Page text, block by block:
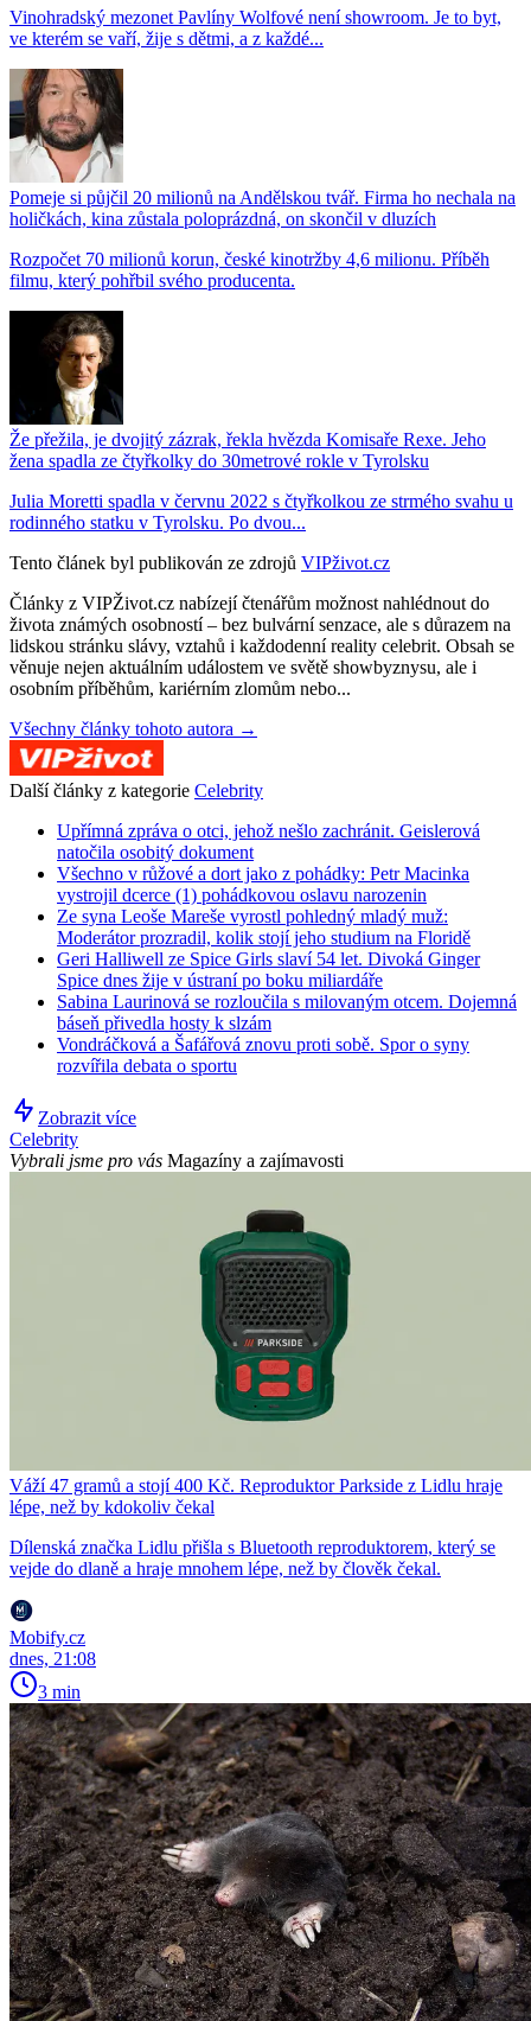
Vinohradský mezonet Pavlíny Wolfové není showroom. Je to byt,
ve kterém se vaří, žije s dětmi, a z každé...
Pomeje si půjčil 20 milionů na Andělskou tvář. Firma ho nechala na
holičkách, kina zůstala poloprázdná, on skončil v dluzích
Rozpočet 70 milionů korun, české kinotržby 4,6 milionu. Příběh
filmu, který pohřbil svého producenta.
Že přežila, je dvojitý zázrak, řekla hvězda Komisaře Rexe. Jeho
žena spadla ze čtyřkolky do 30metrové rokle v Tyrolsku
Julia Moretti spadla v červnu 2022 s čtyřkolkou ze strmého svahu u
rodinného statku v Tyrolsku. Po dvou...
Tento článek byl publikován ze zdrojů VIPživot.cz
Články z VIPŽivot.cz nabízejí čtenářům možnost nahlédnout do
života známých osobností – bez bulvární senzace, ale s důrazem na
lidskou stránku slávy, vztahů i každodenní reality celebrit. Obsah se
věnuje nejen aktuálním událostem ve světě showbyznysu, ale i
osobním příběhům, kariérním zlomům nebo...
Všechny články tohoto autora →
Další články z kategorie Celebrity
Upřímná zpráva o otci, jehož nešlo zachránit. Geislerová
natočila osobitý dokument
Všechno v růžové a dort jako z pohádky: Petr Macinka
vystrojil dcerce (1) pohádkovou oslavu narozenin
Ze syna Leoše Mareše vyrostl pohledný mladý muž:
Moderátor prozradil, kolik stojí jeho studium na Floridě
Geri Halliwell ze Spice Girls slaví 54 let. Divoká Ginger
Spice dnes žije v ústraní po boku miliardáře
Sabina Laurinová se rozloučila s milovaným otcem. Dojemná
báseň přivedla hosty k slzám
Vondráčková a Šafářová znovu proti sobě. Spor o syny
rozvířila debata o sportu
Zobrazit více
Celebrity
Vybrali jsme pro vás Magazíny a zajímavosti
Váží 47 gramů a stojí 400 Kč. Reproduktor Parkside z Lidlu hraje
lépe, než by kdokoliv čekal
Dílenská značka Lidlu přišla s Bluetooth reproduktorem, který se
vejde do dlaně a hraje mnohem lépe, než by člověk čekal.
Mobify.cz
dnes, 21:08
3 min